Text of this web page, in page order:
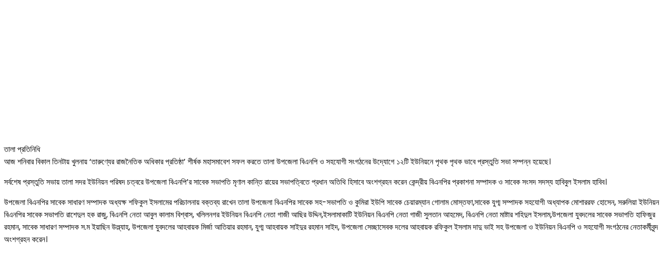
তালা প্রতিনিধি
আজ শনিবার বিকাল তিনটায় খুলনায় ‘তারুণ্যের রাজনৈতিক অধিকার প্রতিষ্ঠা’ শীর্ষক মহাসমাবেশ সফল করতে তালা উপজেলা বিএনপি ও সহযোগী সংগঠনের উদ্যোগে ১২টি ইউনিয়নে পৃথক পৃথক ভাবে প্রস্তুতি সভা সম্পন্ন হয়েছে।
সর্বশেষ প্রস্তুতি সভায় তালা সদর ইউনিয়ন পরিষদ চত্বরে উপজেলা বিএনপি’র সাবেক সভাপতি মৃণাল কান্তি রায়ের সভাপত্বিতে প্রধান অতিথি হিসাবে অংশগ্রহন করেন কেন্দ্রীয় বিএনপির প্রকাশনা সম্পাদক ও সাবেক সংসদ সদস্য হাবিবুল ইসলাম হাবিব।
উপজেলা বিএনপির সাবেক সাধারণ সম্পাদক অধ্যক্ষ শফিকুল ইসলামের পরিচালনায় বক্তব্য রাখেন তালা উপজেলা বিএনপির সাবেক সহ-সভাপতি ও কুমিরা ইউপি সাবেক চেয়ারম্যান গোলাম মোস্তফা,সাবেক যুগ্ম সম্পাদক সহযোগী অধ্যাপক মোশাররফ হোসেন, সরুলিয়া ইউনিয়ন
বিএনপির সাবেক সভাপতি রাশেদুল হক রাজু, বিএনপি নেতা আবুল কালাম বিশ্বাস, খলিলনগর ইউনিয়ন বিএনপি নেতা গাজী আছির উদ্দিন,ইসলামাকাটি ইউনিয়ন বিএনপি নেতা গাজী সুলতান আহমেদ, বিএনপি নেতা মাষ্টার শহিদুল ইসলাম,উপজেলা যুবদলের সাবেক সভাপতি হাফিজুর
রহমান, সাবেক সাধারণ সম্পাদক স.ম ইয়াছিন উল্ল্যাহ, উপজেলা যুবদলের আহবায়ক মির্জা আতিয়ার রহমান, যুগ্ম আহবায়ক সাইদুর রহমান সাইদ, উপজেলা সেচ্ছাসেবক দলের আহবায়ক রফিকুল ইসলাম দাদু ভাই সহ উপজেলা ও ইউনিয়ন বিএনপি ও সহযোগী সংগঠনের নেতাকর্মীবৃন্দ
অংশগ্রহন করেন।